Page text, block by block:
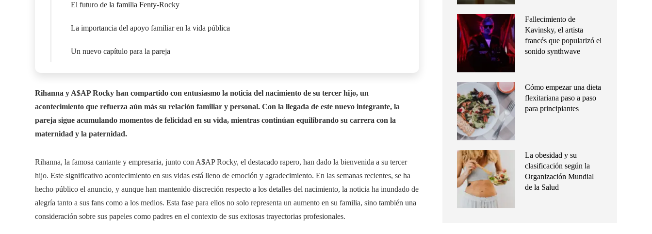
El futuro de la familia Fenty-Rocky
La importancia del apoyo familiar en la vida pública
Un nuevo capítulo para la pareja
Rihanna y A$AP Rocky han compartido con entusiasmo la noticia del nacimiento de su tercer hijo, un
acontecimiento que refuerza aún más su relación familiar y personal. Con la llegada de este nuevo integrante, la
pareja sigue acumulando momentos de felicidad en su vida, mientras continúan equilibrando su carrera con la
maternidad y la paternidad.
Rihanna, la famosa cantante y empresaria, junto con A$AP Rocky, el destacado rapero, han dado la bienvenida a su tercer
hijo. Este significativo acontecimiento en sus vidas está lleno de emoción y agradecimiento. En las semanas recientes, se ha
hecho público el anuncio, y aunque han mantenido discreción respecto a los detalles del nacimiento, la noticia ha inundado de
alegría tanto a sus fans como a los medios. Esta fase para ellos no solo representa un aumento en su familia, sino también una
consideración sobre sus papeles como padres en el contexto de sus exitosas trayectorias profesionales.
Fallecimiento de
Kavinsky, el artista
francés que popularizó el
sonido synthwave
Cómo empezar una dieta
flexitariana paso a paso
para principiantes
La obesidad y su
clasificación según la
Organización Mundial
de la Salud